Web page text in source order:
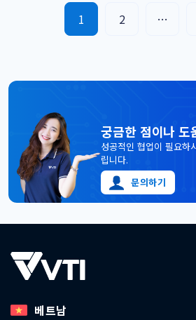
MS-Web (관리자용): 검색 및 관리 기
대/매물 부동산 검색, 매매/임대 문의,
1 2 …
궁금한 점이나 도
성공적인 협업이 필요하
립니다.
문의하기
베트남